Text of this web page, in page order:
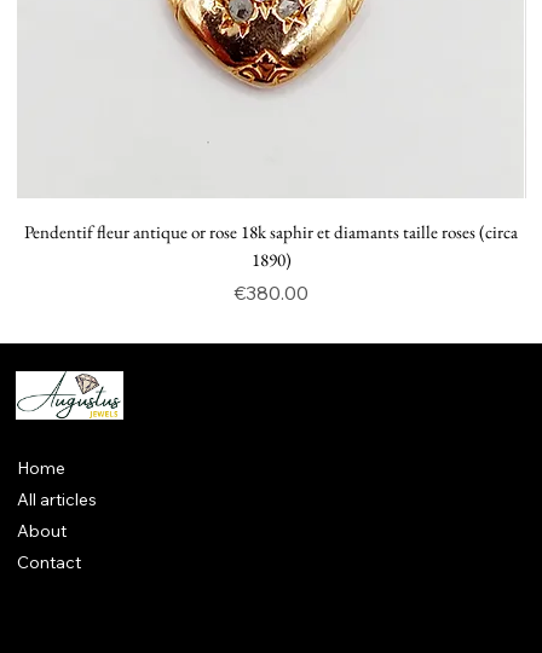
Pendentif fleur antique or rose 18k saphir et diamants taille roses (circa
1890)
Price
€380.00
Home
All articles
About
Contact